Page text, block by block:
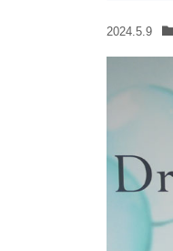
2024.5.9